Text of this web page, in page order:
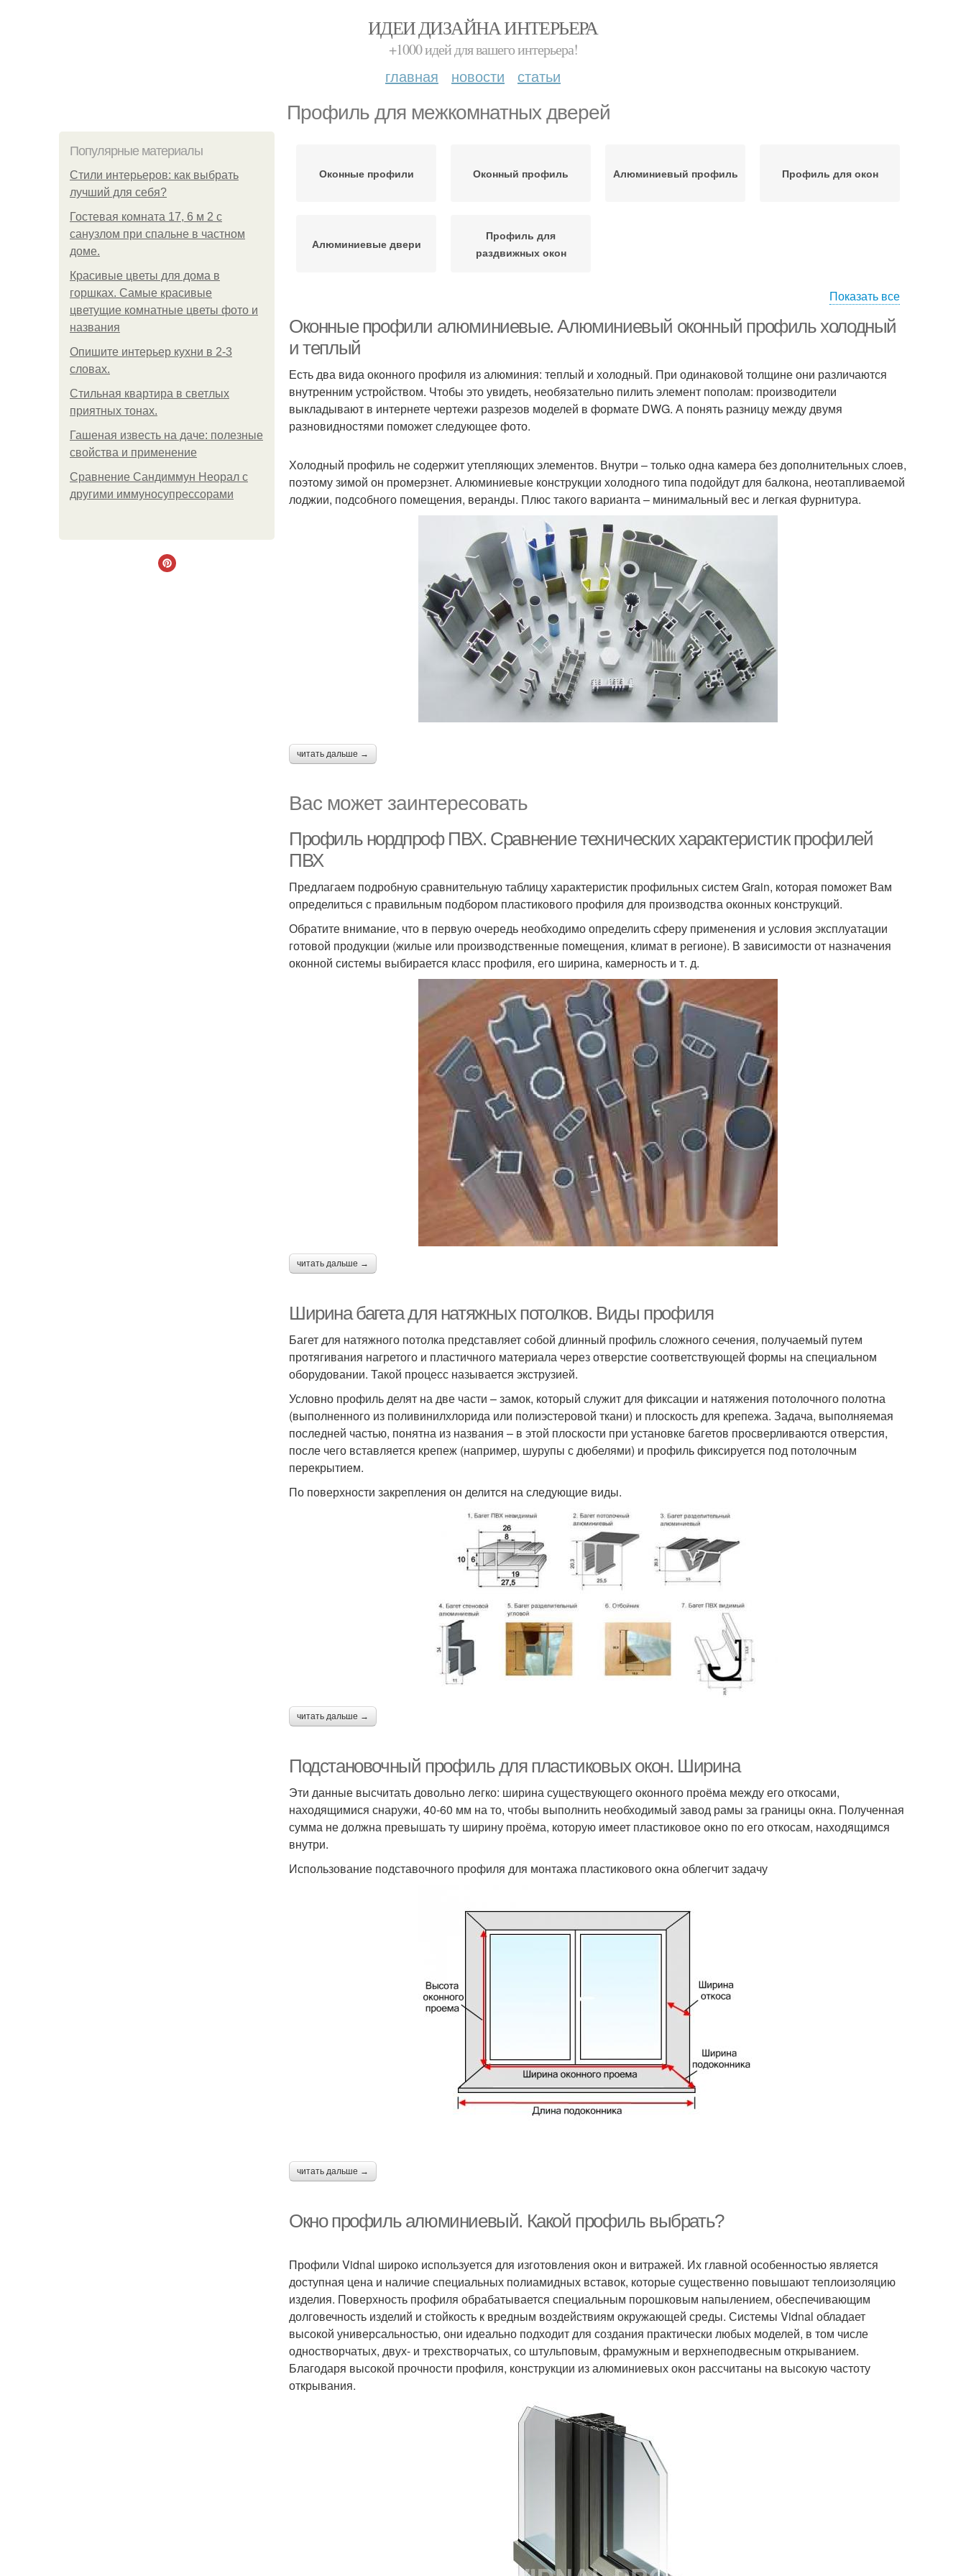
ИДЕИ ДИЗАЙНА ИНТЕРЬЕРА
+1000 идей для вашего интерьера!
главная новости статьи
Профиль для межкомнатных дверей
Популярные материалы
Стили интерьеров: как выбрать
лучший для себя?
Гостевая комната 17, 6 м 2 с
санузлом при спальне в частном
доме.
Красивые цветы для дома в
горшках. Самые красивые
цветущие комнатные цветы фото и
названия
Опишите интерьер кухни в 2-3
словах.
Стильная квартира в светлых
приятных тонах.
Гашеная известь на даче: полезные
свойства и применение
Сравнение Сандиммун Неорал с
другими иммуносупрессорами
Оконные профили Оконный профиль Алюминиевый профиль Профиль для окон
Алюминиевые двери
Профиль для
раздвижных окон
Показать все
Оконные профили алюминиевые. Алюминиевый оконный профиль холодный
и теплый
Есть два вида оконного профиля из алюминия: теплый и холодный. При одинаковой толщине они различаются
внутренним устройством. Чтобы это увидеть, необязательно пилить элемент пополам: производители
выкладывают в интернете чертежи разрезов моделей в формате DWG. А понять разницу между двумя
разновидностями поможет следующее фото.
Холодный профиль не содержит утепляющих элементов. Внутри – только одна камера без дополнительных слоев,
поэтому зимой он промерзнет. Алюминиевые конструкции холодного типа подойдут для балкона, неотапливаемой
лоджии, подсобного помещения, веранды. Плюс такого варианта – минимальный вес и легкая фурнитура.
читать дальше →
Вас может заинтересовать
Профиль нордпроф ПВХ. Сравнение технических характеристик профилей
ПВХ
Предлагаем подробную сравнительную таблицу характеристик профильных систем Grain, которая поможет Вам
определиться с правильным подбором пластикового профиля для производства оконных конструкций.
Обратите внимание, что в первую очередь необходимо определить сферу применения и условия эксплуатации
готовой продукции (жилые или производственные помещения, климат в регионе). В зависимости от назначения
оконной системы выбирается класс профиля, его ширина, камерность и т. д.
читать дальше →
Ширина багета для натяжных потолков. Виды профиля
Багет для натяжного потолка представляет собой длинный профиль сложного сечения, получаемый путем
протягивания нагретого и пластичного материала через отверстие соответствующей формы на специальном
оборудовании. Такой процесс называется экструзией.
Условно профиль делят на две части – замок, который служит для фиксации и натяжения потолочного полотна
(выполненного из поливинилхлорида или полиэстеровой ткани) и плоскость для крепежа. Задача, выполняемая
последней частью, понятна из названия – в этой плоскости при установке багетов просверливаются отверстия,
после чего вставляется крепеж (например, шурупы с дюбелями) и профиль фиксируется под потолочным
перекрытием.
По поверхности закрепления он делится на следующие виды.
читать дальше →
Подстановочный профиль для пластиковых окон. Ширина
Эти данные высчитать довольно легко: ширина существующего оконного проёма между его откосами,
находящимися снаружи, 40-60 мм на то, чтобы выполнить необходимый завод рамы за границы окна. Полученная
сумма не должна превышать ту ширину проёма, которую имеет пластиковое окно по его откосам, находящимся
внутри.
Использование подставочного профиля для монтажа пластикового окна облегчит задачу
читать дальше →
Окно профиль алюминиевый. Какой профиль выбрать?
Профили Vidnal широко используется для изготовления окон и витражей. Их главной особенностью является
доступная цена и наличие специальных полиамидных вставок, которые существенно повышают теплоизоляцию
изделия. Поверхность профиля обрабатывается специальным порошковым напылением, обеспечивающим
долговечность изделий и стойкость к вредным воздействиям окружающей среды. Системы Vidnal обладает
высокой универсальностью, они идеально подходит для создания практически любых моделей, в том числе
одностворчатых, двух- и трехстворчатых, со штульповым, фрамужным и верхнеподвесным открыванием.
Благодаря высокой прочности профиля, конструкции из алюминиевых окон рассчитаны на высокую частоту
открывания.